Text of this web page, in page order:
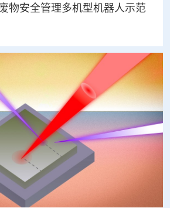
物安全管理多机型机器人示范